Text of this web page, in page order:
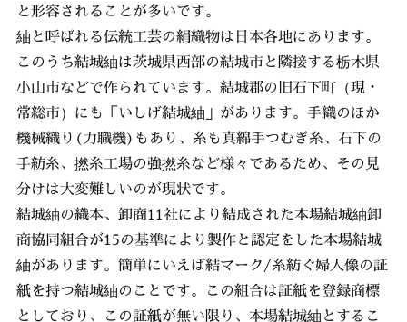
と形容されることが多いです。
紬と呼ばれる伝統工芸の絹織物は日本各地にあります。
このうち結城紬は茨城県西部の結城市と隣接する栃木県
小山市などで作られています。結城郡の旧石下町（現・
常総市）にも「いしげ結城紬」があります。手織のほか
機械織り(力職機)もあり、糸も真綿手つむぎ糸、石下の
手紡糸、撚糸工場の強撚糸など様々であるため、その見
分けは大変難しいのが現状です。
結城紬の織本、卸商11社により結成された本場結城紬卸
商協同組合が15の基準により製作と認定をした本場結城
紬があります。簡単にいえば結マーク/糸紡ぐ婦人像の証
紙を持つ結城紬のことです。この組合は証紙を登録商標
としており、この証紙が無い限り、本場結城紬とするこ